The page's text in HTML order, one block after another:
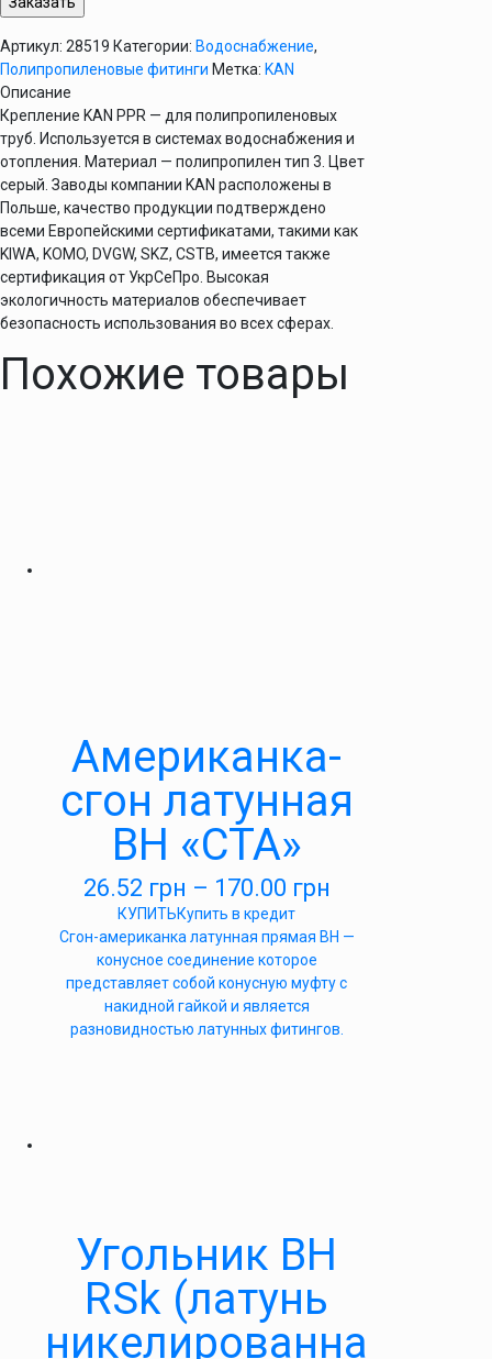
PPR
Артикул: 28519 Категории: Водоснабжение,
Полипропиленовые фитинги Метка: KAN
Описание
Крепление KAN PPR — для полипропиленовых
труб. Используется в системах водоснабжения и
отопления. Материал — полипропилен тип 3. Цвет
серый. Заводы компании KAN расположены в
Польше, качество продукции подтверждено
всеми Европейскими сертификатами, такими как
KIWA, KOMO, DVGW, SKZ, CSTB, имеется также
сертификация от УкрСеПро. Высокая
экологичность материалов обеспечивает
безопасность использования во всех сферах.
Похожие товары
Американка-
сгон латунная
ВН «СТА»
26.52 грн – 170.00 грн
КУПИТЬКупить в кредит
Сгон-американка латунная прямая ВН —
конусное соединение которое
представляет собой конусную муфту с
накидной гайкой и является
разновидностью латунных фитингов.
Угольник ВН
RSk (латунь
никелированна